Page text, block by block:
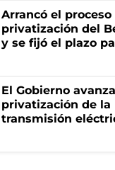
Arrancó el proceso
privatización del
y se fijó el plazo
El Gobierno
privatización de la
transmisión